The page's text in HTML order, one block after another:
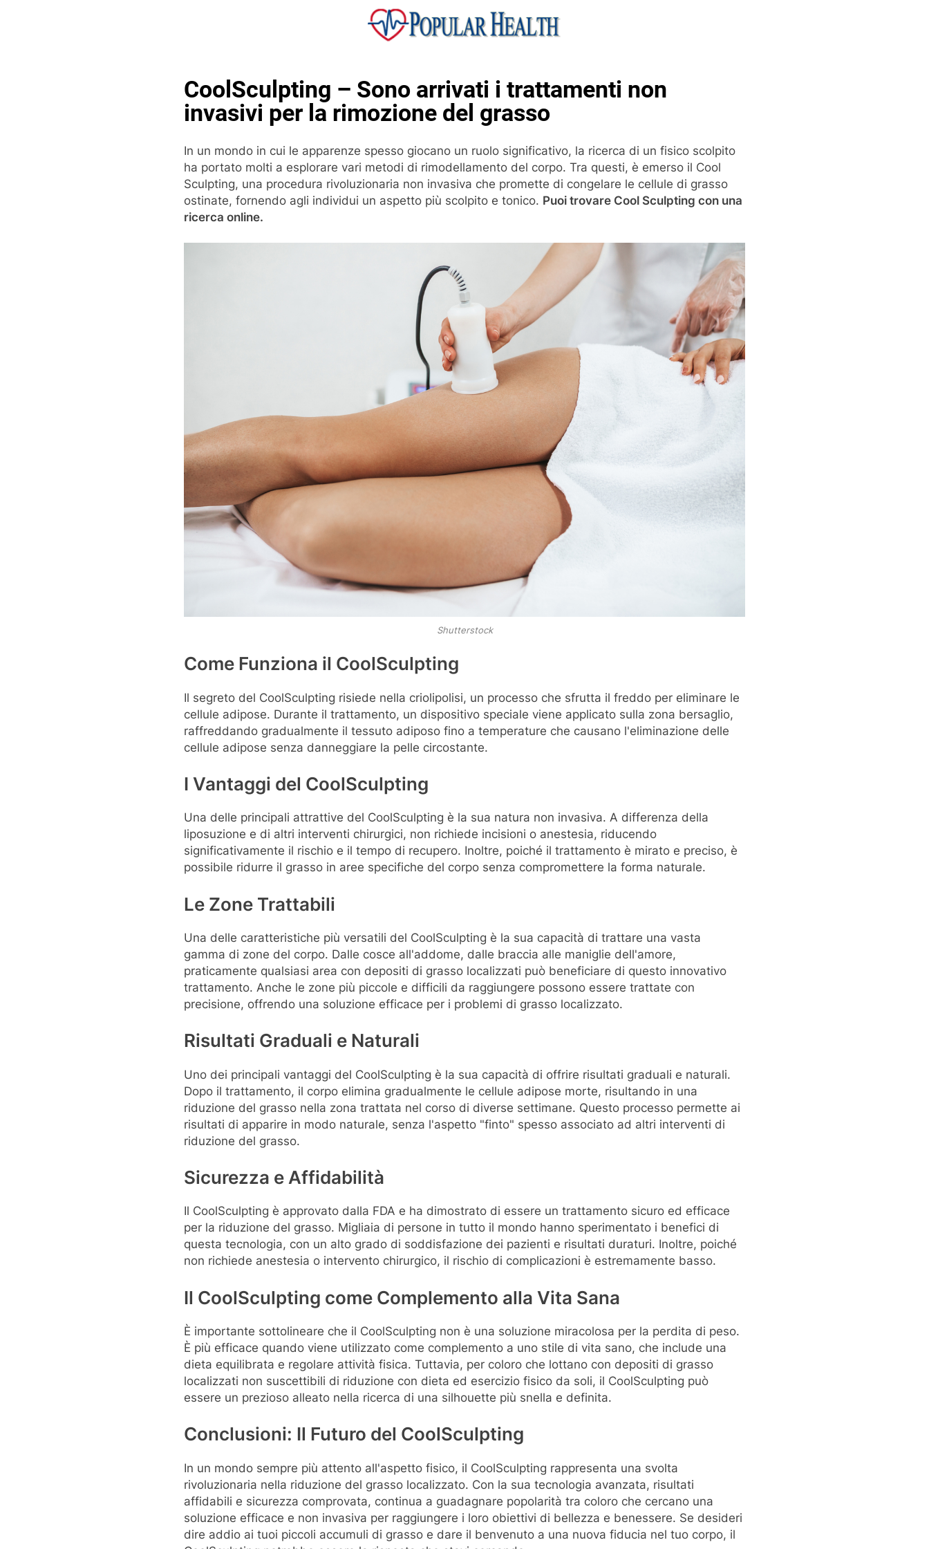
CoolSculpting – Sono arrivati ​​i trattamenti non
invasivi per la rimozione del grasso
In un mondo in cui le apparenze spesso giocano un ruolo significativo, la ricerca di un fisico scolpito
ha portato molti a esplorare vari metodi di rimodellamento del corpo. Tra questi, è emerso il Cool
Sculpting, una procedura rivoluzionaria non invasiva che promette di congelare le cellule di grasso
ostinate, fornendo agli individui un aspetto più scolpito e tonico. Puoi trovare Cool Sculpting con una
ricerca online.
Shutterstock
Come Funziona il CoolSculpting
Il segreto del CoolSculpting risiede nella criolipolisi, un processo che sfrutta il freddo per eliminare le
cellule adipose. Durante il trattamento, un dispositivo speciale viene applicato sulla zona bersaglio,
raffreddando gradualmente il tessuto adiposo fino a temperature che causano l'eliminazione delle
cellule adipose senza danneggiare la pelle circostante.
I Vantaggi del CoolSculpting
Una delle principali attrattive del CoolSculpting è la sua natura non invasiva. A differenza della
liposuzione e di altri interventi chirurgici, non richiede incisioni o anestesia, riducendo
significativamente il rischio e il tempo di recupero. Inoltre, poiché il trattamento è mirato e preciso, è
possibile ridurre il grasso in aree specifiche del corpo senza compromettere la forma naturale.
Le Zone Trattabili
Una delle caratteristiche più versatili del CoolSculpting è la sua capacità di trattare una vasta
gamma di zone del corpo. Dalle cosce all'addome, dalle braccia alle maniglie dell'amore,
praticamente qualsiasi area con depositi di grasso localizzati può beneficiare di questo innovativo
trattamento. Anche le zone più piccole e difficili da raggiungere possono essere trattate con
precisione, offrendo una soluzione efficace per i problemi di grasso localizzato.
Risultati Graduali e Naturali
Uno dei principali vantaggi del CoolSculpting è la sua capacità di offrire risultati graduali e naturali.
Dopo il trattamento, il corpo elimina gradualmente le cellule adipose morte, risultando in una
riduzione del grasso nella zona trattata nel corso di diverse settimane. Questo processo permette ai
risultati di apparire in modo naturale, senza l'aspetto "finto" spesso associato ad altri interventi di
riduzione del grasso.
Sicurezza e Affidabilità
Il CoolSculpting è approvato dalla FDA e ha dimostrato di essere un trattamento sicuro ed efficace
per la riduzione del grasso. Migliaia di persone in tutto il mondo hanno sperimentato i benefici di
questa tecnologia, con un alto grado di soddisfazione dei pazienti e risultati duraturi. Inoltre, poiché
non richiede anestesia o intervento chirurgico, il rischio di complicazioni è estremamente basso.
Il CoolSculpting come Complemento alla Vita Sana
È importante sottolineare che il CoolSculpting non è una soluzione miracolosa per la perdita di peso.
È più efficace quando viene utilizzato come complemento a uno stile di vita sano, che include una
dieta equilibrata e regolare attività fisica. Tuttavia, per coloro che lottano con depositi di grasso
localizzati non suscettibili di riduzione con dieta ed esercizio fisico da soli, il CoolSculpting può
essere un prezioso alleato nella ricerca di una silhouette più snella e definita.
Conclusioni: Il Futuro del CoolSculpting
In un mondo sempre più attento all'aspetto fisico, il CoolSculpting rappresenta una svolta
rivoluzionaria nella riduzione del grasso localizzato. Con la sua tecnologia avanzata, risultati
affidabili e sicurezza comprovata, continua a guadagnare popolarità tra coloro che cercano una
soluzione efficace e non invasiva per raggiungere i loro obiettivi di bellezza e benessere. Se desideri
dire addio ai tuoi piccoli accumuli di grasso e dare il benvenuto a una nuova fiducia nel tuo corpo, il